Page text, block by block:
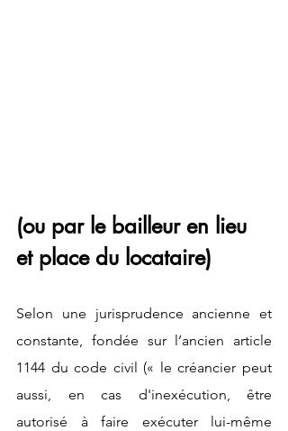
(ou par le bailleur en lieu
et place du locataire)
Selon une jurisprudence ancienne et
constante, fondée sur l’ancien article
1144 du code civil (« le créancier peut
aussi, en cas d'inexécution, être
autorisé à faire exécuter lui-même